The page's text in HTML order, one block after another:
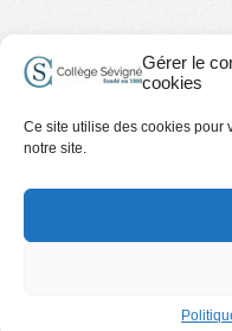
Gérer le
cookies
Ce site utilise des cookies pour
notre site.